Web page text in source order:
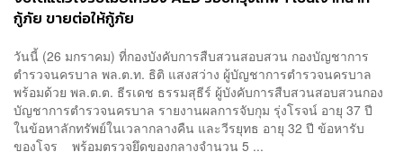
กู้ภัย ขายต่อให้กู้ภัย
วันนี้ (26 มกราคม) ที่กองบังคับการสืบสวนสอบสวน กองบัญชาการ
ตำรวจนครบาล พล.ต.ท. ธิติ แสงสว่าง ผู้บัญชาการตำรวจนครบาล
พร้อมด้วย พล.ต.ต. ธีรเดช ธรรมสุธีร์ ผู้บังคับการสืบสวนสอบสวนกอง
บัญชาการตำรวจนครบาล รายงานผลการจับกุม รุ่งโรจน์ อายุ 37 ปี
ในข้อหาลักทรัพย์ในเวลากลางคืน และวีรยุทธ อายุ 32 ปี ข้อหารับ
ของโจร พร้อมตรวจยึดของกลางจำนวน 5 ...